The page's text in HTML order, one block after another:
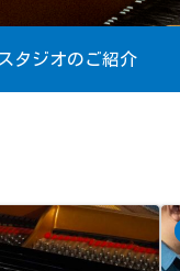
スタジオのご紹介